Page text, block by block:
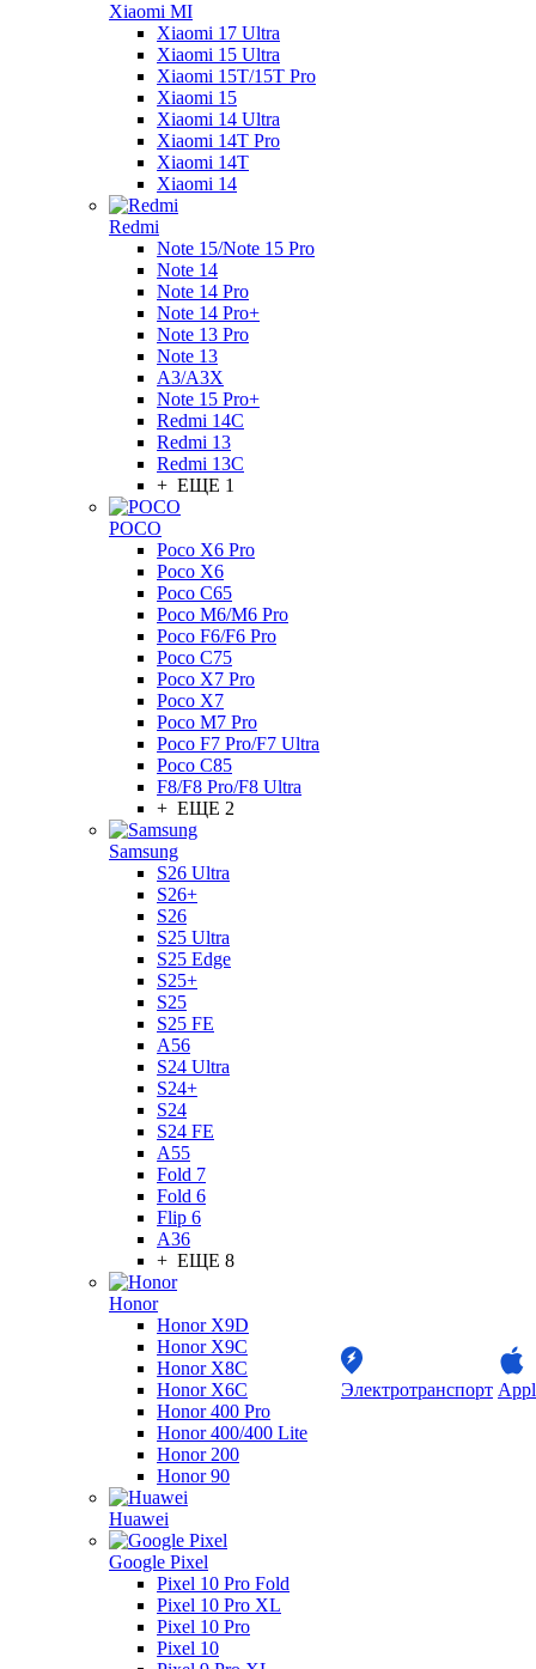
Xiaomi MI
Xiaomi 17 Ultra
Xiaomi 15 Ultra
Xiaomi 15T/15T Pro
Xiaomi 15
Xiaomi 14 Ultra
Xiaomi 14T Pro
Xiaomi 14T
Xiaomi 14
Redmi
Note 15/Note 15 Pro
Note 14
Note 14 Pro
Note 14 Pro+
Note 13 Pro
Note 13
A3/A3X
Note 15 Pro+
Redmi 14C
Redmi 13
Redmi 13C
+ ЕЩЕ 1
POCO
Poco X6 Pro
Poco X6
Poco C65
Poco M6/M6 Pro
Poco F6/F6 Pro
Poco C75
Poco X7 Pro
Poco X7
Poco M7 Pro
Poco F7 Pro/F7 Ultra
Poco C85
F8/F8 Pro/F8 Ultra
+ ЕЩЕ 2
Samsung
S26 Ultra
S26+
S26
S25 Ultra
S25 Edge
S25+
S25
S25 FE
A56
S24 Ultra
S24+
S24
S24 FE
A55
Fold 7
Fold 6
Flip 6
A36
+ ЕЩЕ 8
Honor
Honor X9D
Honor X9C
Honor X8C
Honor X6C
Honor 400 Pro
Honor 400/400 Lite
Honor 200
Honor 90
Huawei
Google Pixel
Pixel 10 Pro Fold
Pixel 10 Pro XL
Pixel 10 Pro
Pixel 10
Электротранспорт